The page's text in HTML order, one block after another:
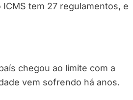
tem 27 regulamentos, e
chegou ao limite com a
vem sofrendo há anos.